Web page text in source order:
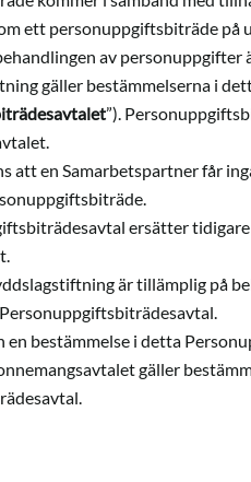
ett personuppgiftsbiträde på
av personuppgifter
gäller bestämmelserna i
”).
att en Samarbetspartner får
ersätter
är tillämplig på
bestämmelse i detta
gäller